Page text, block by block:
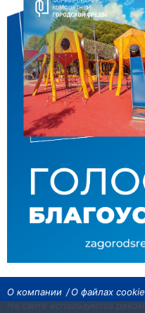
О компании
О файлах cookie